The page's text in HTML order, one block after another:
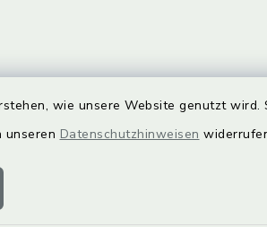
wie unsere Website genutzt wird.
unseren Datenschutzhinweisen
statt.
Sie hier.
Quicklinks